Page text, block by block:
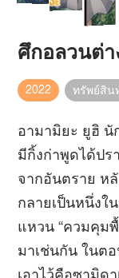
ศึกอลวนต่า
2022 ทรัพย์สิน
อามามิยะ ยูฮิ นั
มีกิ้งก่าพูดได้ป
จากอันตราย ห
กลายเป็นหนึ่งใ
แหวน “ควมคุม
มาเช่นกัน ในต